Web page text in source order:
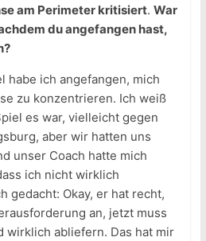
am Perimeter kritisiert. War
du angefangen hast,
habe ich angefangen, mich
zu konzentrieren. Ich weiß
es war, vielleicht gegen
aber wir hatten uns
unser Coach hatte mich
ich nicht wirklich
gedacht: Okay, er hat recht,
an, jetzt muss
wirklich abliefern. Das hat mir